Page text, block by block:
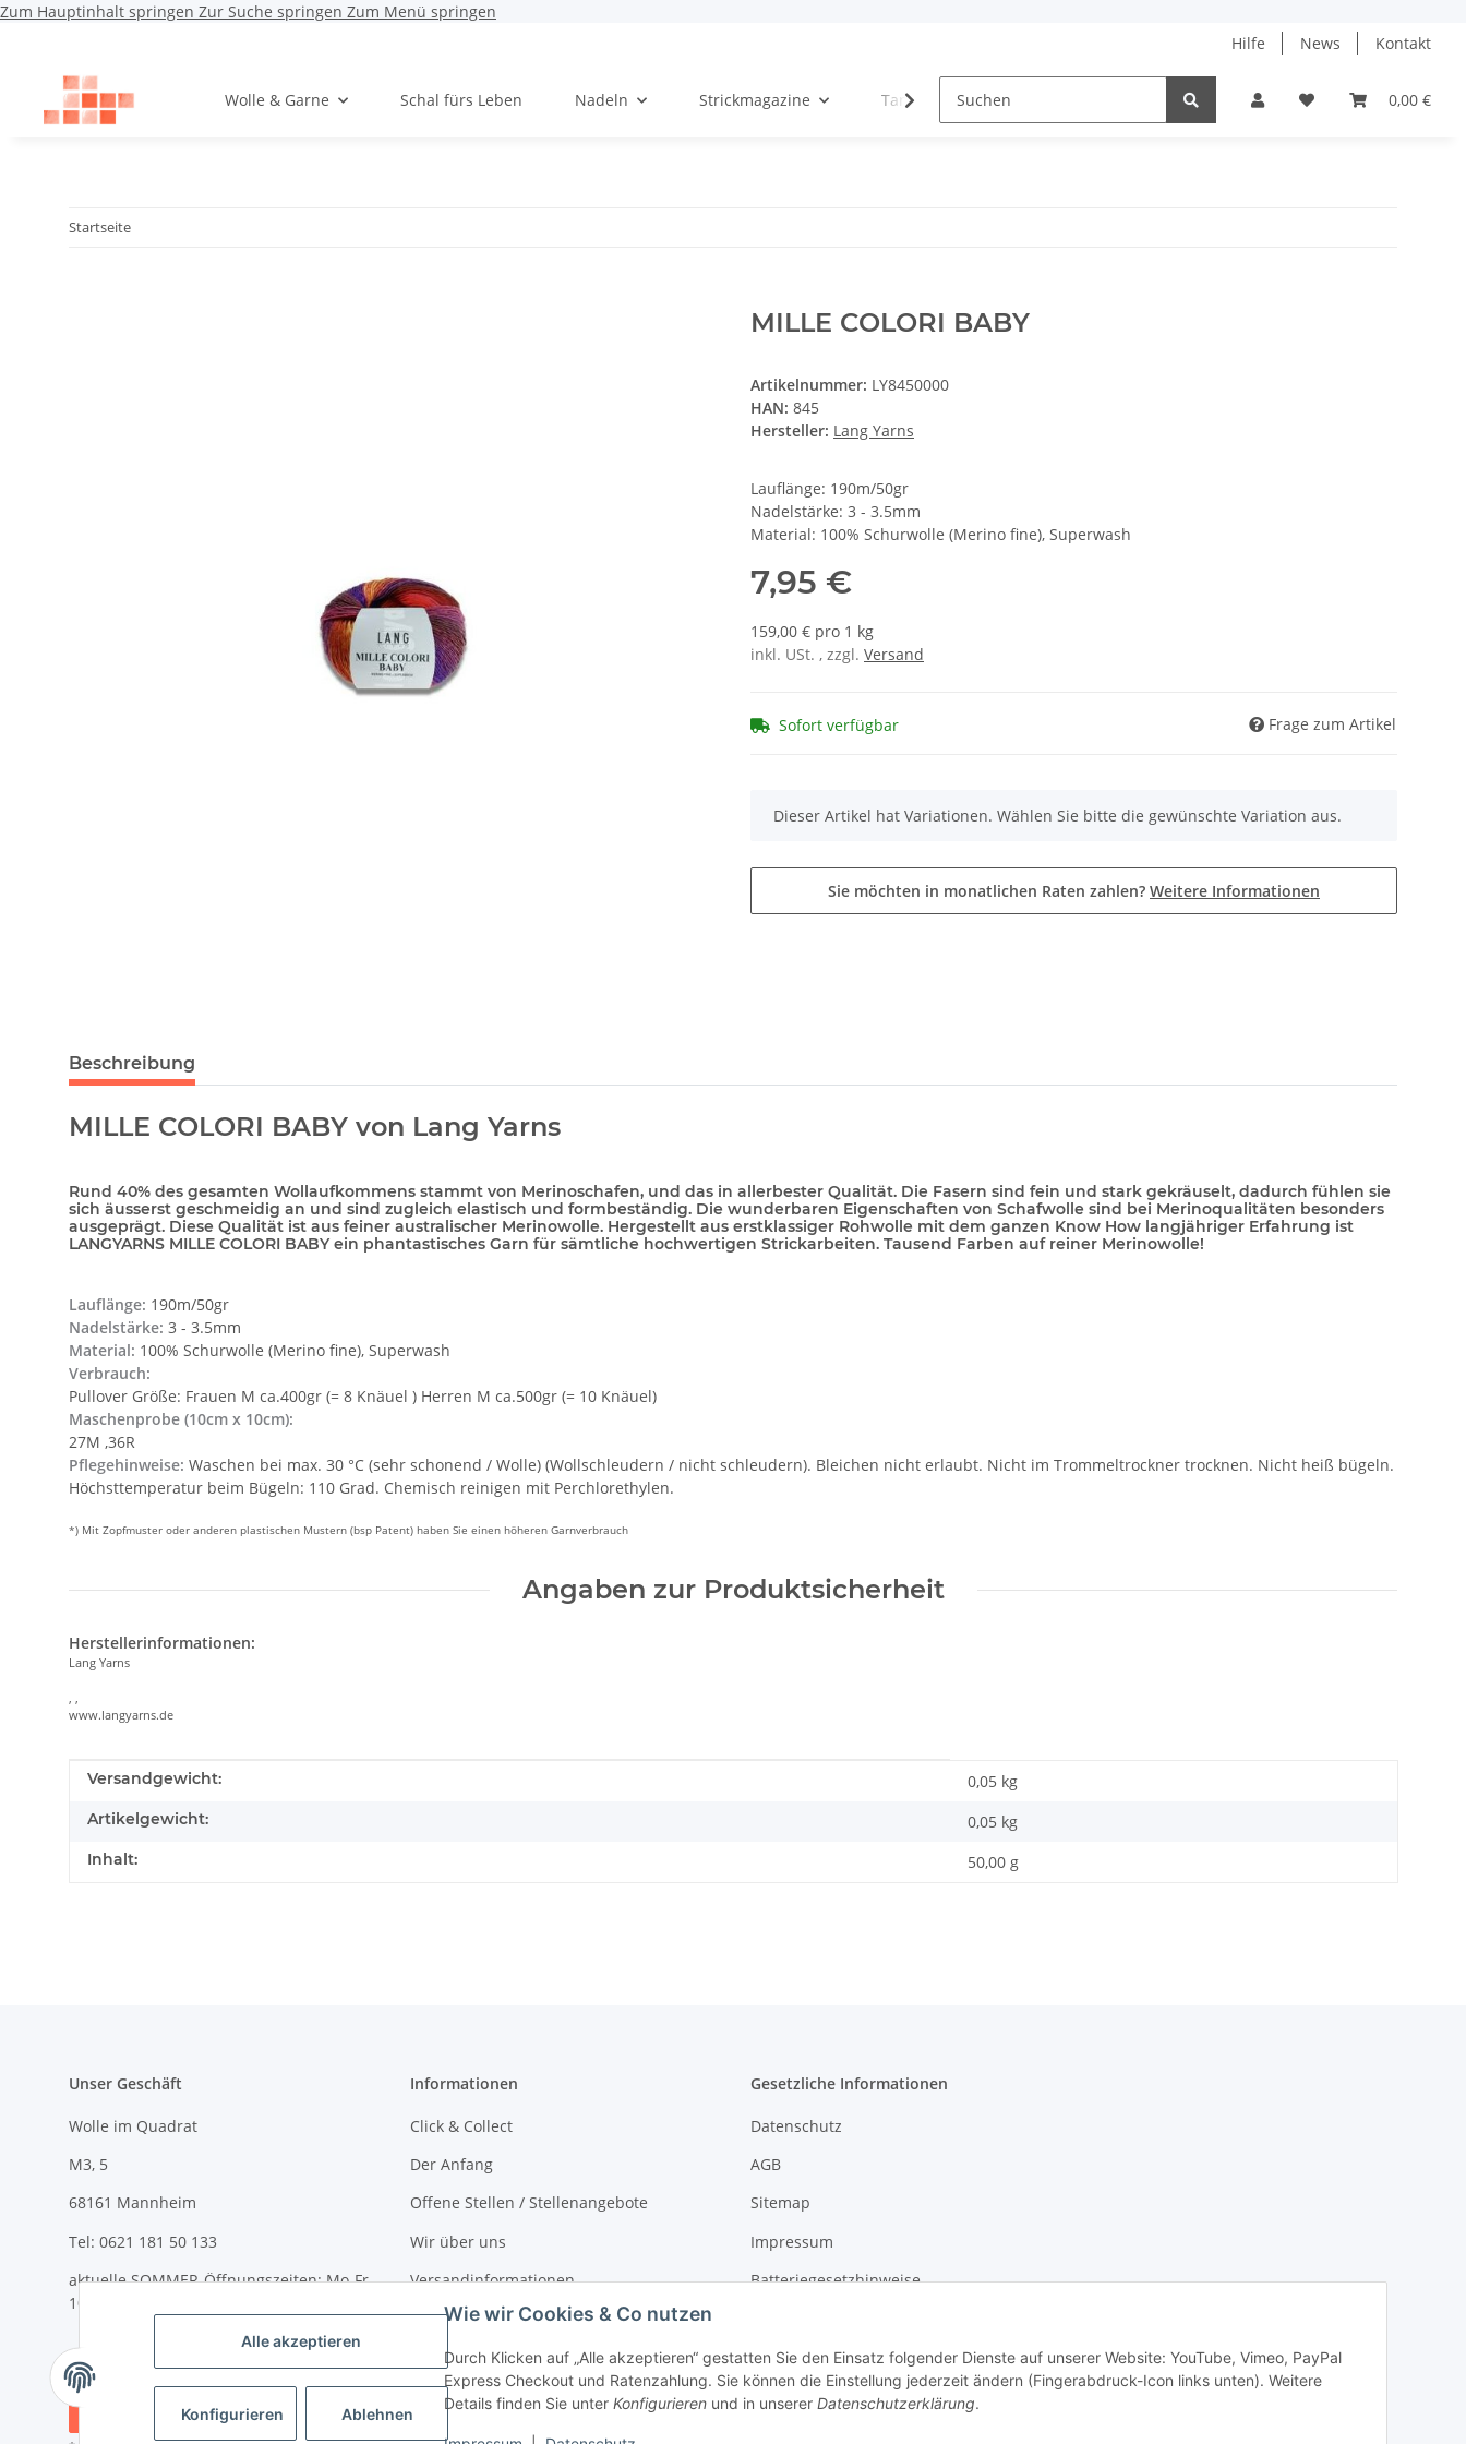
Zum Hauptinhalt springen Zur Suche springen Zum Menü springen
Alle akzeptieren
Konfigurieren Ablehnen
Wie wir Cookies & Co nutzen
Durch Klicken auf „Alle akzeptieren“ gestatten Sie den Einsatz folgender Dienste auf unserer Website: YouTube, Vimeo, PayPal
Express Checkout und Ratenzahlung. Sie können die Einstellung jederzeit ändern (Fingerabdruck-Icon links unten). Weitere
Details finden Sie unter Konfigurieren und in unserer Datenschutzerklärung.
Hilfe News Kontakt
0,00 €
Wolle & Garne Schal fürs Leben Nadeln Strickmagazine Tanja Steinbach
Startseite
MILLE COLORI BABY
Artikelnummer: LY8450000
HAN: 845
Hersteller: Lang Yarns
Lauflänge: 190m/50gr
Nadelstärke: 3 - 3.5mm
Material: 100% Schurwolle (Merino fine), Superwash
7,95 €
159,00 € pro 1 kg
inkl. USt. , zzgl. Versand
Sofort verfügbar Frage zum Artikel
x
Dieser Artikel hat Variationen. Wählen Sie bitte die gewünschte Variation aus.
Sie möchten in monatlichen Raten zahlen? Weitere Informationen
Beschreibung
MILLE COLORI BABY von Lang Yarns
Rund 40% des gesamten Wollaufkommens stammt von Merinoschafen, und das in allerbester Qualität. Die Fasern sind fein und stark gekräuselt, dadurch fühlen sie
sich äusserst geschmeidig an und sind zugleich elastisch und formbeständig. Die wunderbaren Eigenschaften von Schafwolle sind bei Merinoqualitäten besonders
ausgeprägt. Diese Qualität ist aus feiner australischer Merinowolle. Hergestellt aus erstklassiger Rohwolle mit dem ganzen Know How langjähriger Erfahrung ist
LANGYARNS MILLE COLORI BABY ein phantastisches Garn für sämtliche hochwertigen Strickarbeiten. Tausend Farben auf reiner Merinowolle!
Lauflänge: 190m/50gr
Nadelstärke: 3 - 3.5mm
Material: 100% Schurwolle (Merino fine), Superwash
Verbrauch:
Pullover Größe: Frauen M ca.400gr (= 8 Knäuel ) Herren M ca.500gr (= 10 Knäuel)
Maschenprobe (10cm x 10cm):
27M ,36R
Pflegehinweise: Waschen bei max. 30 °C (sehr schonend / Wolle) (Wollschleudern / nicht schleudern). Bleichen nicht erlaubt. Nicht im Trommeltrockner trocknen. Nicht heiß bügeln.
Höchsttemperatur beim Bügeln: 110 Grad. Chemisch reinigen mit Perchlorethylen.
*) Mit Zopfmuster oder anderen plastischen Mustern (bsp Patent) haben Sie einen höheren Garnverbrauch
Angaben zur Produktsicherheit
Herstellerinformationen:
Lang Yarns
, ,
www.langyarns.de
Produkteigenschaft
Wert
Versandgewicht: 0,05 kg
Artikelgewicht: 0,05 kg
Inhalt: 50,00 g
Unser Geschäft
Wolle im Quadrat
M3, 5
68161 Mannheim
Tel: 0621 181 50 133
aktuelle SOMMER-Öffnungszeiten: Mo-Fr
10-18 Uhr und Sa 10-14 Uhr
Informationen
Click & Collect
Der Anfang
Offene Stellen / Stellenangebote
Wir über uns
Versandinformationen
Newsletter
Gesetzliche Informationen
Datenschutz
AGB
Sitemap
Impressum
Batteriegesetzhinweise
Vertrag widerrufen